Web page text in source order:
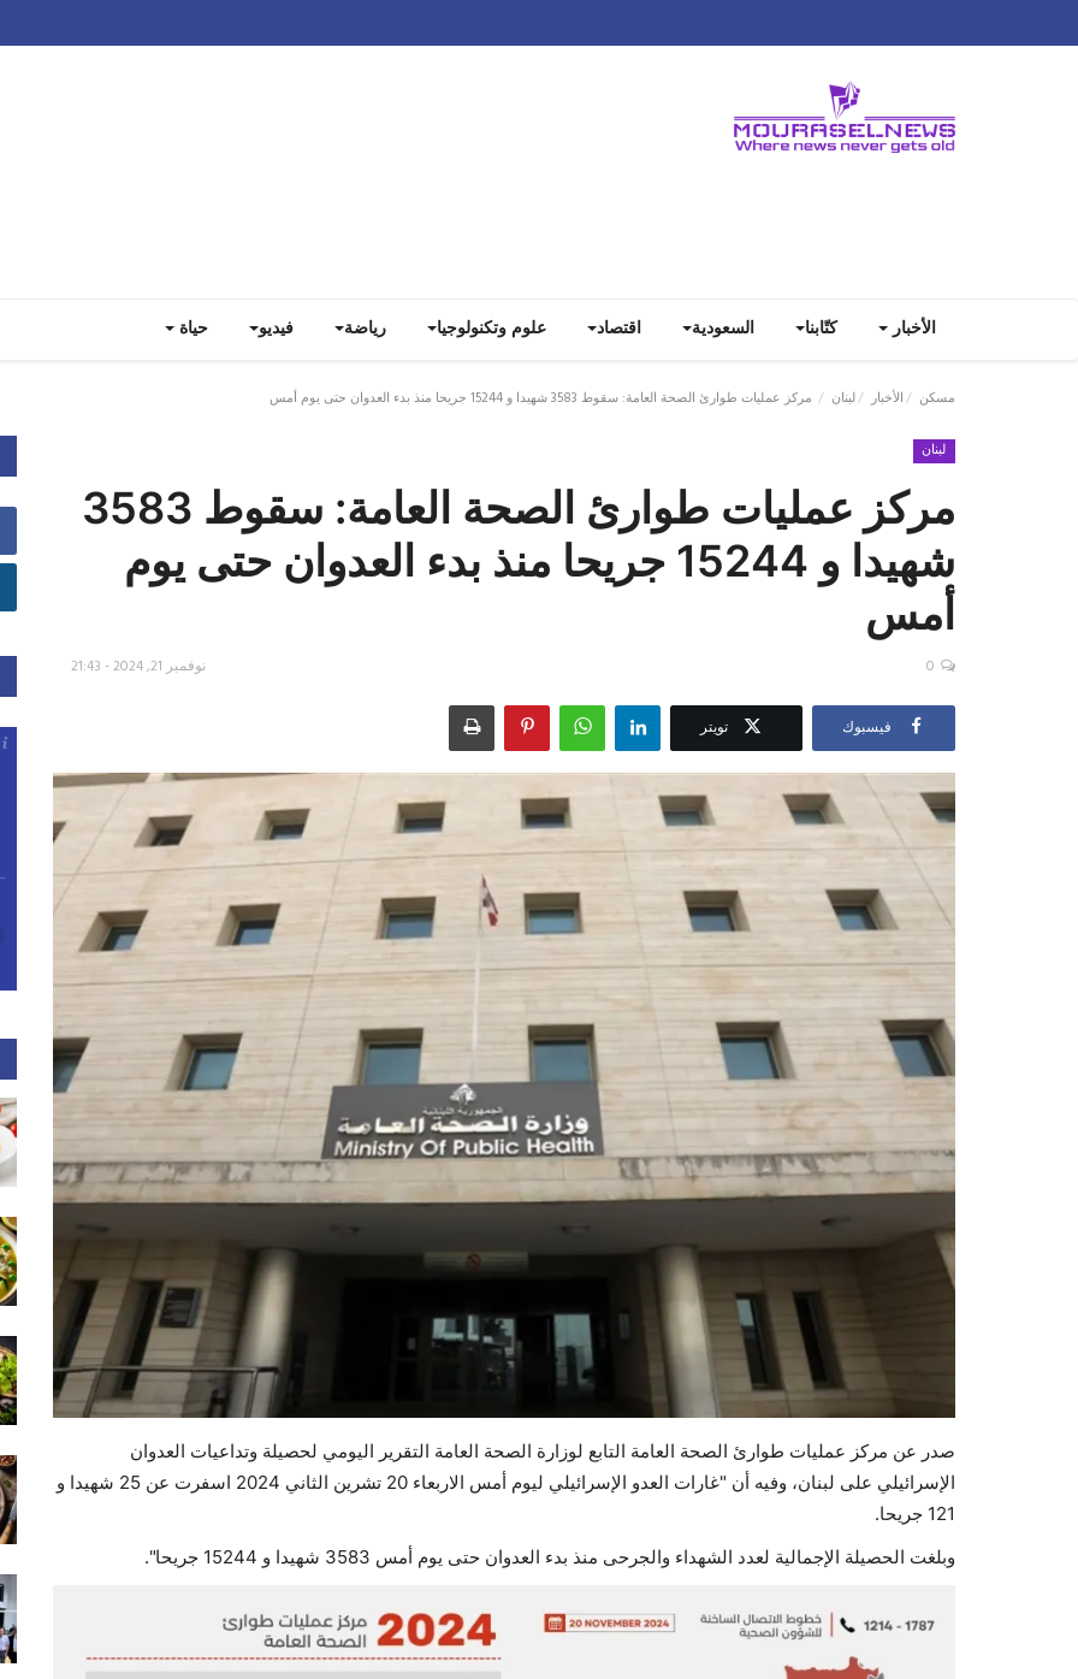
الأخبار كتّابنا السعودية اقتصاد علوم وتكنولوجيا رياضة فيديو حياة
مسكن الأخبار لبنان مركز عمليات طوارئ الصحة العامة: سقوط 3583 شهيدا و 15244 جريحا منذ بدء العدوان حتى يوم أمس
لبنان
مركز عمليات طوارئ الصحة العامة: سقوط 3583
شهيدا و 15244 جريحا منذ بدء العدوان حتى يوم
أمس
نوفمبر 21, 2024 - 21:43 0
فيسبوك تويتر
صدر عن مركز عمليات طوارئ الصحة العامة التابع لوزارة الصحة العامة التقرير اليومي لحصيلة وتداعيات العدوان
الإسرائيلي على لبنان، وفيه أن "غارات العدو الإسرائيلي ليوم أمس الاربعاء 20 تشرين الثاني 2024 اسفرت عن 25 شهيدا و
121 جريحا.
وبلغت الحصيلة الإجمالية لعدد الشهداء والجرحى منذ بدء العدوان حتى يوم أمس 3583 شهيدا و 15244 جريحا".